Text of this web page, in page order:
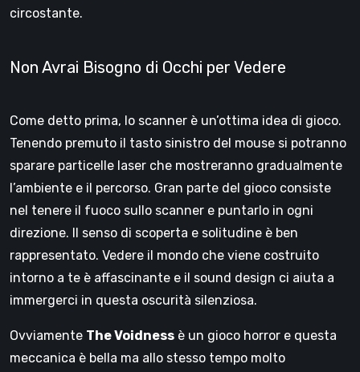
circostante.
Non Avrai Bisogno di Occhi per Vedere
Come detto prima, lo scanner è un’ottima idea di gioco.
Tenendo premuto il tasto sinistro del mouse si potranno
sparare particelle laser che mostreranno gradualmente
l’ambiente e il percorso. Gran parte del gioco consiste
nel tenere il fuoco sullo scanner e puntarlo in ogni
direzione. Il senso di scoperta e solitudine è ben
rappresentato. Vedere il mondo che viene costruito
intorno a te è affascinante e il sound design ci aiuta a
immergerci in questa oscurità silenziosa.
Ovviamente The Voidness è un gioco horror e questa
meccanica è bella ma allo stesso tempo molto